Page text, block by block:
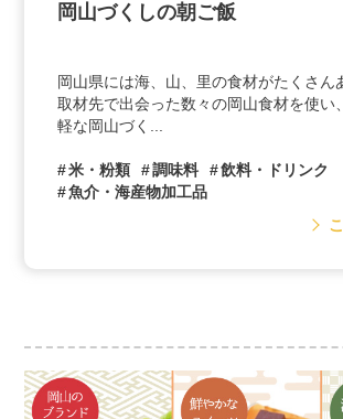
岡山づくしの朝ご飯
岡山県には海、山、里の食材がたくさん
取材先で出会った数々の岡山食材を使い
軽な岡山づく...
米・粉類 調味料
飲料・ドリンク
魚介・海産物加工品